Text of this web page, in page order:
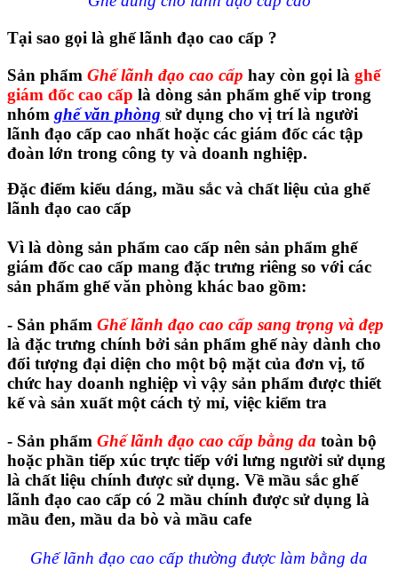
Tại sao gọi là ghế lãnh đạo cao cấp ?
Sản phẩm Ghế lãnh đạo cao cấp hay còn gọi là ghế
giám đốc cao cấp là dòng sản phẩm ghế vip trong
nhóm ghế văn phòng sử dụng cho vị trí là người
lãnh đạo cấp cao nhất hoặc các giám đốc các tập
đoàn lớn trong công ty và doanh nghiệp.
Đặc điểm kiểu dáng, mầu sắc và chất liệu của ghế
lãnh đạo cao cấp
Vì là dòng sản phẩm cao cấp nên sản phẩm ghế
giám đốc cao cấp mang đặc trưng riêng so với các
sản phẩm ghế văn phòng khác bao gồm:
- Sản phẩm Ghế lãnh đạo cao cấp sang trọng và đẹp
là đặc trưng chính bởi sản phẩm ghế này dành cho
đối tượng đại diện cho một bộ mặt của đơn vị, tổ
chức hay doanh nghiệp vì vậy sản phẩm được thiết
kế và sản xuất một cách tỷ mỉ, việc kiểm tra
- Sản phẩm Ghế lãnh đạo cao cấp bằng da toàn bộ
hoặc phần tiếp xúc trực tiếp với lưng người sử dụng
là chất liệu chính được sử dụng. Về mầu sắc ghế
lãnh đạo cao cấp có 2 mầu chính được sử dụng là
mầu đen, mầu da bò và mầu cafe
Ghế lãnh đạo cao cấp thường được làm bằng da